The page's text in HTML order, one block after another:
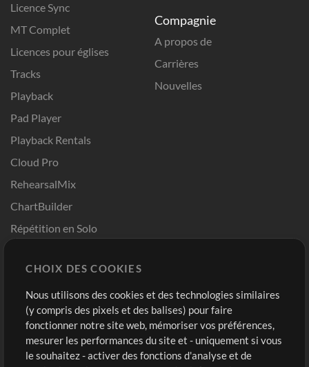
Licence Sync
MT Complet
Licences pour églises
Tracks
Playback
Pad Player
Playback Rentals
Cloud Pro
RehearsalMix
ChartBuilder
Répétition en Solo
Modèles ProPresenter
Sons
Compagnie
A propos de
Carrières
Nouvelles
Boutique
Acheter des crédits
Compte
Connexion
CHOIX DES COOKIES
Nous utilisons des cookies et des technologies similaires
(y compris des pixels et des balises) pour faire
fonctionner notre site web, mémoriser vos préférences,
mesurer les performances du site et - uniquement si vous
le souhaitez - activer des fonctions d'analyse et de